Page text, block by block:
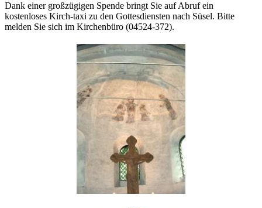
Dank einer großzügigen Spende bringt Sie auf Abruf ein
kostenloses Kirch-taxi zu den Gottesdiensten nach Süsel. Bitte
melden Sie sich im Kirchenbüro (04524-372).